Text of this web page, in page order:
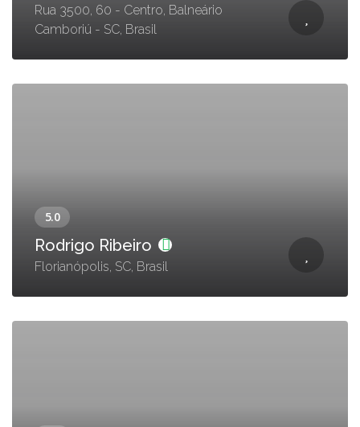
Rua 3500, 60 - Centro, Balneário
Camboriú - SC, Brasil
Rodrigo Ribeiro
Florianópolis, SC, Brasil